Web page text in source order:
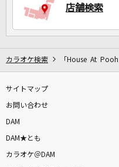
店舗検索
カラオケ検索 「House At
サイトマップ
お問い合わせ
DAM
DAM★とも
カラオケ＠DAM